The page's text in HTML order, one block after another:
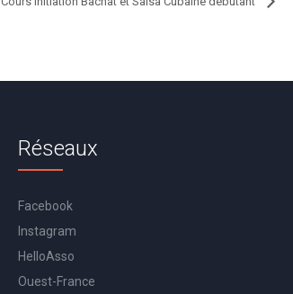
Réseaux
Facebook
Instagram
HelloAsso
Ouest-France